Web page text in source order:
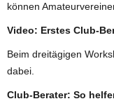
können
Video: Erstes Club-
Beim dreitägigen
dabei.
Club-Berater: So